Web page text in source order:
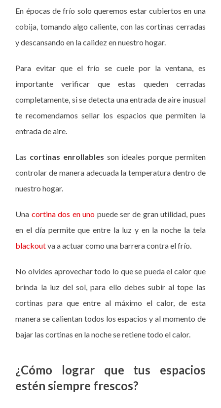
En épocas de frío solo queremos estar cubiertos en una
cobija, tomando algo caliente, con las cortinas cerradas
y descansando en la calidez en nuestro hogar.
Para evitar que el frío se cuele por la ventana, es
importante verificar que estas queden cerradas
completamente, si se detecta una entrada de aire inusual
te recomendamos sellar los espacios que permiten la
entrada de aire.
Las cortinas enrollables son ideales porque permiten
controlar de manera adecuada la temperatura dentro de
nuestro hogar.
Una cortina dos en uno puede ser de gran utilidad, pues
en el día permite que entre la luz y en la noche la tela
blackoutva a actuar como una barrera contra el frío.
No olvides aprovechar todo lo que se pueda el calor que
brinda la luz del sol, para ello debes subir al tope las
cortinas para que entre al máximo el calor, de esta
manera se calientan todos los espacios y al momento de
bajar las cortinas en la noche se retiene todo el calor.
¿Cómo lograr que tus espacios
estén siempre frescos?